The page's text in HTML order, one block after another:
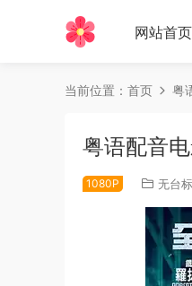
网站首页
当前位置： 首页 粤
粤语配音
1080P 无台标